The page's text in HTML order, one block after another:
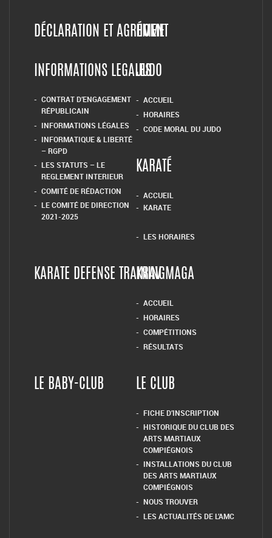
DÉCLARATION ET AGRÉMENT
HOME
INFORMATIONS LEGALES
CONTRAT D’ENGAGEMENT
RÉPUBLICAIN
INFORMATIONS LÉGALES
INFORMATIQUE & LIBERTÉ
– RGPD
LES STATUTS – LE
REGLEMENT INTERIEUR
COMITÉ DE RÉDACTION
LE COMITÉ DE DIRECTION
2021-2025
JUDO
ACCUEIL
HORAIRES
CODE MORAL DU JUDO
KARATÉ
ACCUEIL
KARATE
LES HORAIRES
KARATE DEFENSE TRAININGKRAV MAGA
ACCUEIL
HORAIRES
COMPÉTITIONS
RÉSULTATS
LE BABY-CLUB LE CLUB
FICHE D’INSCRIPTION
HISTORIQUE DU CLUB DES
ARTS MARTIAUX
COMPIÉGNOIS
INSTALLATIONS DU CLUB
DES ARTS MARTIAUX
COMPIÉGNOIS
NOUS TROUVER
LES ACTUALITÉS DE L’AMC